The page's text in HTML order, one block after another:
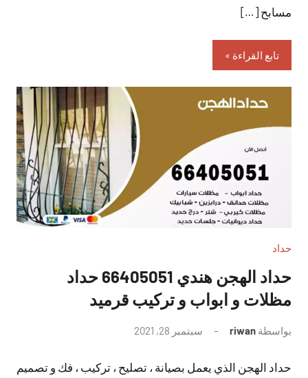
مسابح […]
تابع القراءة
حداد
حداد الهجن هندي 66405051 حداد
مظلات و ابواب و تركيب قرميد
بواسطة riwan سبتمبر 28, 2021
تعليقات
حداد الهجن الذي يعمل بصيانة ، تصليح ، تركيب ، فك و تصميم